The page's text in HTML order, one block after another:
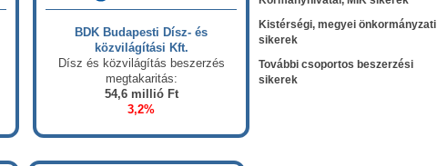
BDK Budapesti Dísz- és
közvilágítási Kft.
Dísz és közvilágítás beszerzés
megtakaritás:
54,6 millió Ft
3,2%
Kistérségi, megyei önkormányzati
sikerek
További csoportos beszerzési
sikerek